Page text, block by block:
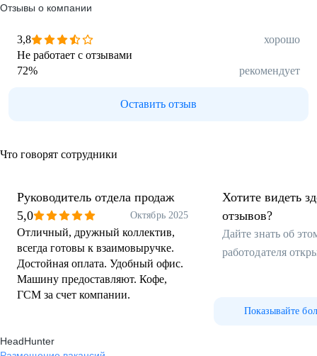
Отзывы о компании
3,8
хорошо
Не работает с отзывами
72% рекомендует
Оставить отзыв
Что говорят сотрудники
Руководитель отдела продаж
5,0
Октябрь 2025
Отличный, дружный коллектив,
всегда готовы к взаимовыручке.
Достойная оплата. Удобный офис.
Машину предоставляют. Кофе,
ГСМ за счет компании.
Хотите видеть
отзывов?
Дайте знать об
работодателя
Показывайте
HeadHunter